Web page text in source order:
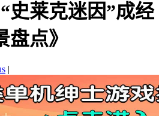
“史莱克迷因”成经
点》
|